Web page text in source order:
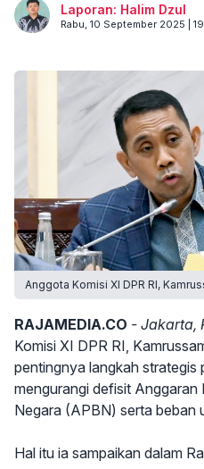
Laporan: Halim Dzul
Rabu, 10 September 2025 |
Anggota Komisi XI DPR RI,
RAJAMEDIA.CO - Jakarta,
Komisi XI DPR RI,
pentingnya langkah strategis
mengurangi defisit
Negara (APBN) serta beban
Hal itu ia sampaikan dalam